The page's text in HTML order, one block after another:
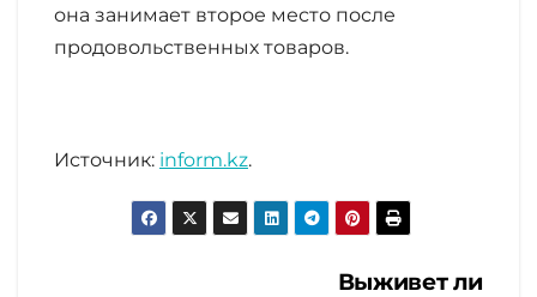
она занимает второе место после
продовольственных товаров.
Источник: inform.kz.
Выживет ли